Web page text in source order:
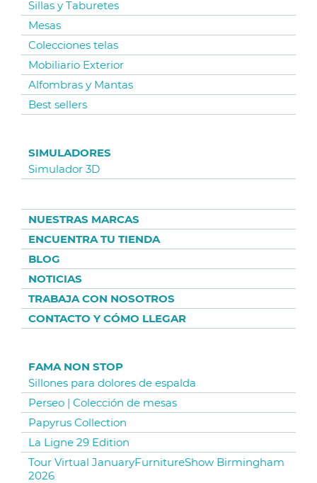
Sillas y Taburetes
Mesas
Colecciones telas
Mobiliario Exterior
Alfombras y Mantas
Best sellers
SIMULADORES
Simulador 3D
NUESTRAS MARCAS
ENCUENTRA TU TIENDA
BLOG
NOTICIAS
TRABAJA CON NOSOTROS
CONTACTO Y CÓMO LLEGAR
FAMA NON STOP
Sillones para dolores de espalda
Perseo | Colección de mesas
Papyrus Collection
La Ligne 29 Edition
Tour Virtual JanuaryFurnitureShow Birmingham
2026